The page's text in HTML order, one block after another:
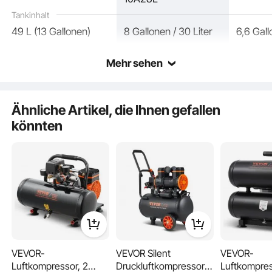
Unser elektrischer Druckluftkompressor ist mit 18-cm-Gummirädern für
auch in engen Arbeitsbereichen leicht zu verstauen ist.
Tankinhalt
49 L (13 Gallonen) 8 Gallonen / 30 Liter 6,6
Mehr sehen
Ähnliche Artikel, die Ihnen gefallen
könnten
VEVOR-
Luftkompressor, 2
VEVOR Silent
Druckluftkompressor
VEVOR-